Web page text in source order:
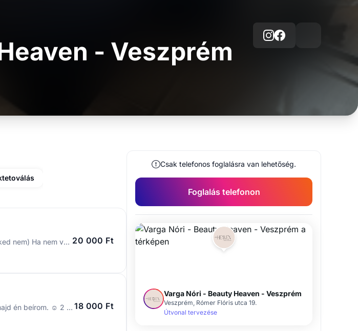
- Veszprém
Ez az időpont foglalóhoz kötött!! (Ha visszajáró vendégem vagy, természetesen neked nem) Ha nem voltál még nálam kérlek keress meg üzenetben messengeren, hogy minden fontos információt el tudjak mondani. Az utolsó pillanatban lemondott és a le sem mondott időpontok miatt, amennyiben még nem jártál nálam foglaló ellenében tudom visszaigazolni az időpontodat. A foglaló a választott szolgáltatás 50%-a. Ez természetesen levonódik a szolgáltatás árából. A foglalót azonnali átutalással 24 órán belül tudod rendezni, utalás hiányában az időpont törlődni fog. Név: Varga Nóra Számlaszám: 11773487-01363661 OTP Bank 20 000 Ft
Kérlek ezt a szolgáltatást válaszd, ha töltése jönnél hozzám. Hogy hány hetes azt majd én beírom. ☺️ 2 hetes (0-14 napig 14500 Ft) 3 hetes (15-21 napig 15500 Ft) 4 hetes (22-28 napig 17500 Ft) * A töltés 28. napig érvényes. * 29. naptól új szettnek számít. * Töltést csak saját munkám után vállalok. 18 000 Ft
Csak telefonos foglalásra van lehetőség.
Foglalás telefonon
Varga Nóri - Beauty Heaven - Veszprém
Veszprém, Rómer Flóris utca 19.
Útvonal tervezése